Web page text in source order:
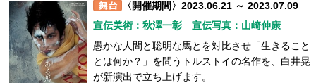
〈開催期間〉2023.06.21 ～ 2023.07.09
宣伝美術：秋澤一彰 宣伝写真：山崎伸康
愚かな人間と聡明な馬とを対比させ「生きること
とは何か？」を問うトルストイの名作を、白井晃
が新演出で立ち上げます。